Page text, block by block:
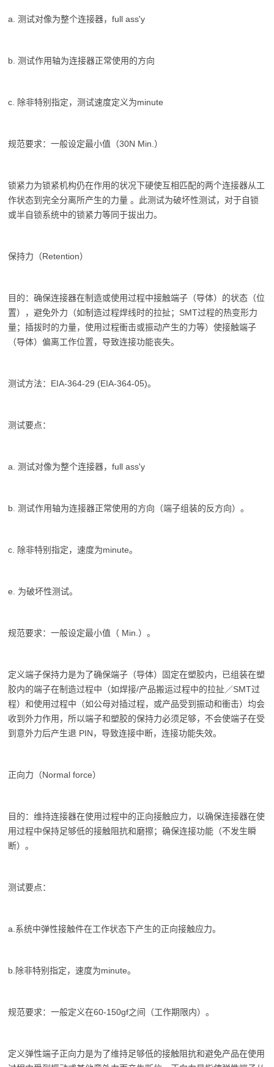
a. 测试对像为整个连接器，full ass'y
b. 测试作用轴为连接器正常使用的方向
c. 除非特别指定，测试速度定义为minute
规范要求：一般设定最小值（30N Min.）
锁紧力为锁紧机构仍在作用的状况下硬使互相匹配的两个连接器从工
作状态到完全分离所产生的力量 。此测试为破坏性测试，对于自锁
或半自锁系统中的锁紧力等同于拔出力。
保持力（Retention）
目的：确保连接器在制造或使用过程中接触端子（导体）的状态（位
置），避免外力（如制造过程焊线时的拉扯；SMT过程的热变形力
量；插拔时的力量，使用过程衝击或振动产生的力等）使接触端子
（导体）偏离工作位置，导致连接功能丧失。
测试方法：EIA-364-29 (EIA-364-05)。
测试要点：
a. 测试对像为整个连接器，full ass'y
b. 测试作用轴为连接器正常使用的方向（端子组装的反方向）。
c. 除非特别指定，速度为minute。
e. 为破坏性测试。
规范要求：一般设定最小值（ Min.）。
定义端子保持力是为了确保端子（导体）固定在塑胶内，已组装在塑
胶内的端子在制造过程中（如焊接/产品搬运过程中的拉扯／SMT过
程）和使用过程中（如公母对插过程，或产品受到振动和衝击）均会
收到外力作用，所以端子和塑胶的保持力必须足够，不会使端子在受
到意外力后产生退 PIN，导致连接中断，连接功能失效。
正向力（Normal force）
目的：维持连接器在使用过程中的正向接触应力，以确保连接器在使
用过程中保持足够低的接触阻抗和磨擦；确保连接功能（不发生瞬
断）。
测试要点：
a.系统中弹性接触件在工作状态下产生的正向接触应力。
b.除非特别指定，速度为minute。
规范要求：一般定义在60-150gf之间（工作期限内）。
定义弹性端子正向力是为了维持足够低的接触阻抗和避免产品在使用